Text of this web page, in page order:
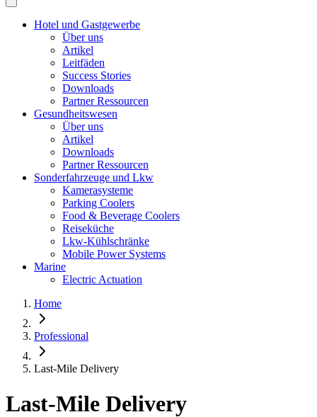
Hotel und Gastgewerbe
Über uns
Artikel
Leitfäden
Success Stories
Downloads
Partner Ressourcen
Gesundheitswesen
Über uns
Artikel
Downloads
Partner Ressourcen
Sonderfahrzeuge und Lkw
Kamerasysteme
Parking Coolers
Food & Beverage Coolers
Reiseküche
Lkw-Kühlschränke
Mobile Power Systems
Marine
Electric Actuation
Home
Professional
Last-Mile Delivery
Last-Mile Delivery